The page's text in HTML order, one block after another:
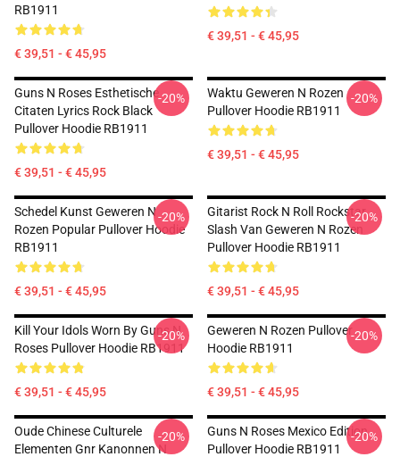
RB1911
€ 39,51 - € 45,95
€ 39,51 - € 45,95
Guns N Roses Esthetische
Citaten Lyrics Rock Black
Pullover Hoodie RB1911
€ 39,51 - € 45,95
-20%
Waktu Geweren N Rozen
Pullover Hoodie RB1911
€ 39,51 - € 45,95
-20%
Schedel Kunst Geweren N
Rozen Popular Pullover Hoodie
RB1911
€ 39,51 - € 45,95
-20%
Gitarist Rock N Roll Rockstar
Slash Van Geweren N Rozen
Pullover Hoodie RB1911
€ 39,51 - € 45,95
-20%
Kill Your Idols Worn By Guns N
Roses Pullover Hoodie RB1911
€ 39,51 - € 45,95
-20%
Geweren N Rozen Pullover
Hoodie RB1911
€ 39,51 - € 45,95
-20%
Oude Chinese Culturele
Elementen Gnr Kanonnen N
-20%
Guns N Roses Mexico Edition
Pullover Hoodie RB1911
-20%